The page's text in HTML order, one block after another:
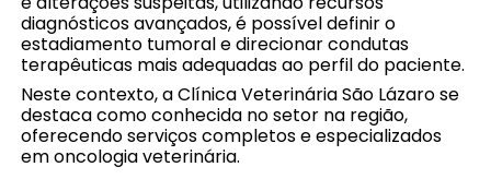
diagnósticos avançados, é possível definir o
estadiamento tumoral e direcionar condutas
terapêuticas mais adequadas ao perfil do paciente.
Neste contexto, a Clínica Veterinária São Lázaro se
destaca como conhecida no setor na região,
oferecendo serviços completos e especializados
em oncologia veterinária.